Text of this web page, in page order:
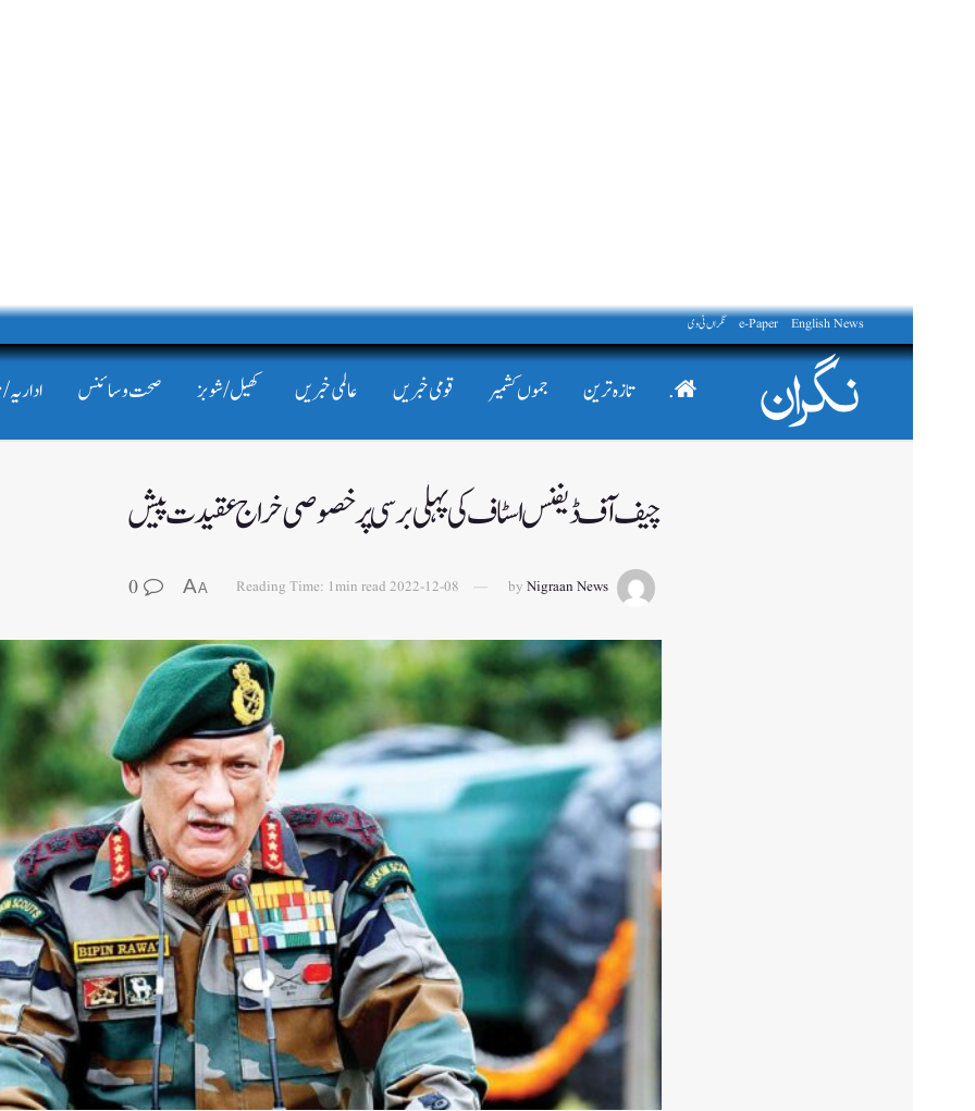
English News
e-Paper نگراں ٹی وی
. تازہ ترین جموں کشمیر قومی خبریں عالمی خبریں کھیل/شوبز صحت و سائنس
چیف آف ڈیفنس اسٹاف کی پہلی برسی پر خصوصی خراج عقیدت پیش
by Nigraan News
2022-12-08
Reading Time: 1min read
A
A